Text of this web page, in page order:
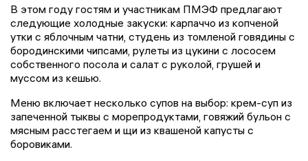
В этом году гостям и участникам ПМЭФ предлагают
следующие холодные закуски: карпаччо из копченой
утки с яблочным чатни, студень из томленой говядины с
бородинскими чипсами, рулеты из цукини с лососем
собственного посола и салат с руколой, грушей и
муссом из кешью.
Меню включает несколько супов на выбор: крем-суп из
запеченной тыквы с морепродуктами, говяжий бульон с
мясным расстегаем и щи из квашеной капусты с
боровиками.